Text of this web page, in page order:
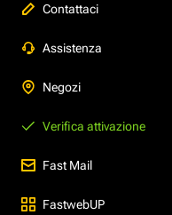
Contattaci
Assistenza
Negozi
Verifica attivazione
Fast Mail
FastwebUP